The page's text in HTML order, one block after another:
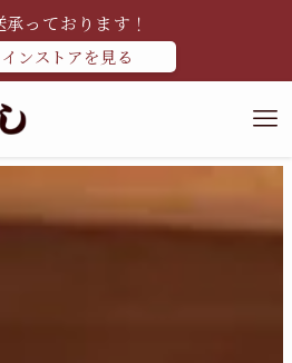
っております！
ンストアを見る